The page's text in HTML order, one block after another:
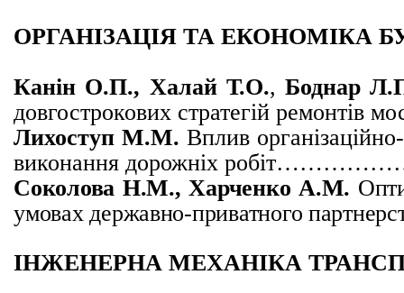
ОРГАНІЗАЦІЯ ТА ЕКОНОМІКА
Канін О.П., Халай Т.О., Боднар
довгострокових стратегій
Лихоступ М.М. Вплив
виконання дорожніх
Соколова Н.М., Харченко А.М.
умовах державно-приватного
ІНЖЕНЕРНА МЕХАНІКА